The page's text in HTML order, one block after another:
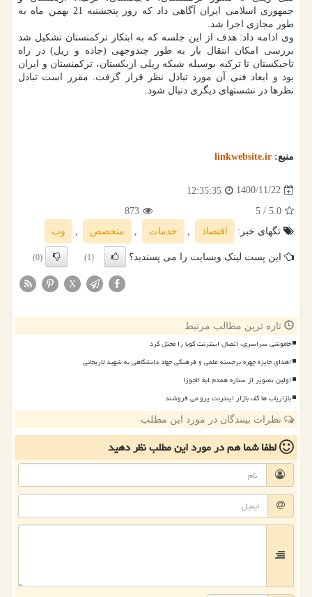
جمهوری اسلامی ایران آگاهی داد که روز پنجشنبه 21 بهمن ماه به
طور مجازی اجرا شد.
وی ادامه داد: هدف از این جلسه که به ابتکار ترکمنستان تشکیل شد
بررسی امکان انتقال بار به طور چندوجهی (جاده و ریل) در راه
تاجیکستان تا ترکیه بوسیله شبکه ریلی ازبکستان، ترکمنستان و ایران
بود و ابعاد فنی آن مورد تبادل نظر قرار گرفت. مقرر است تبادل
نظرها در نشستهای دیگری دنبال شود.
منبع: linkwebsite.ir
1400/11/22
12:35:35
5.0
/ 5
873
تگهای خبر:
اقتصاد , خدمات , متخصص , وب
این پست لینک وبسایت را می پسندید؟ (1)
(0)
X
تازه ترین مطالب مرتبط
خاموشی سراسری، اتصال اینترنت کوبا را مختل کرد
اهدای جایزه چهره برجسته علمی و فرهنگی جهاد دانشگاهی به شهید لاریجانی
اولین تصویر از ستاره همدم ابط الجوزا
بازاریاب ها کف بازار اینترنت پرو می فروشند
نظرات بینندگان در مورد این مطلب
لطفا شما همدر مورد این مطلبنظر دهید